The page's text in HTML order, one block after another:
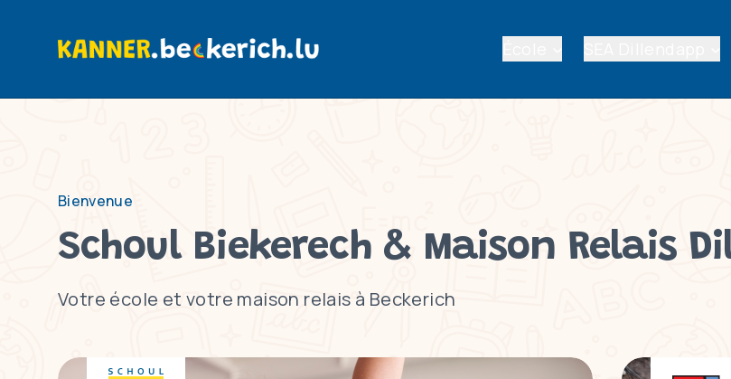
Bienvenue
Schoul Biekerech & Maison Relais
Votre école et votre maison relais à Beckerich